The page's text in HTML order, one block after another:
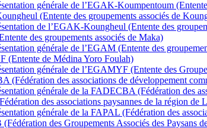
générale de l’EGAK-Koumpentoum
(Entente des groupements associés de
de l’EGAK-Koungheul (Entente des
des groupements associés de Maka)
générale de l’EGAM (Entente des
(Entente de Médina Yoro Foulah)
générale de l’EGAMYF (Entente des
(Fédération des associations de développement
générale de la FADECBA (Fédération des
des associations paysannes de la région de
générale de la FAPAL (Fédération des
des Groupements Associés des Paysans